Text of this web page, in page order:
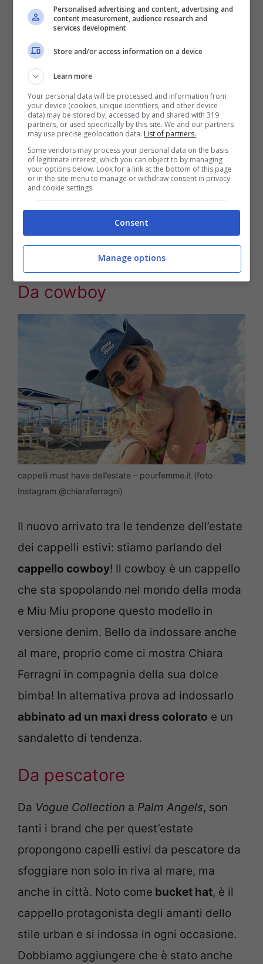
averne uno in testa. Un cappello
caratterizzato dalla leggerezza, protegge
traspirante.Il modello a panama o quelli
squadrati da gondoliere sono le due
versioni più gettonate, ma per quest’estate
osate a più non posso e optate per modelli
più particolari per un look elegante e allo
stesso tempo country chic! Se hai il dubbio
su quale cappello di paglia scegliere, leggi
l’articolo con imigliori modelli di cappelli
di paglia dell’estate 2023!
Da cowboy
cappelli must have dell’estate – pourfemme.it (foto
Instagram @chiaraferragni)
Il nuovo arrivato tra le tendenze dell’estate
dei cappelli estivi: stiamo parlando del
cappello cowboy! Il cowboy è un cappello
che sta spopolando nel mondo della moda
e Miu Miu propone questo modello in
versione denim. Bello da indossare anche
al mare, proprio come ci mostra Chiara
Ferragni in compagnia della sua dolce
bimba! In alternativa prova ad indossarlo
abbinato ad un maxi dress colorato e un
sandaletto di tendenza.
Da pescatore
Da Vogue Collection a Palm Angels, son
tanti i brand che per quest’estate
propongono capelli estivi da pescatore da
sfoggiare non solo in riva al mare, ma
anche in città. Noto come bucket hat, è il
cappello protagonista degli amanti dello
stile urban e si indossa in ogni occasione.
Dobbiamo aggiungere che è stato anche
Personalised advertising and content, advertising and
content measurement, audience research and
services development
Store and/or access information on a device
Learn more
Your personal data will be processed and information from
your device (cookies, unique identifiers, and other device
data) may be stored by, accessed by and shared with 319
partners, or used specifically by this site. We and our partners
may use precise geolocation data. List of partners.
Some vendors may process your personal data on the basis
of legitimate interest, which you can object to by managing
your options below. Look for a link at the bottom of this page
or in the site menu to manage or withdraw consent in privacy
and cookie settings.
Consent
Manage options